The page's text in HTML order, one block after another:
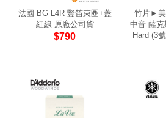
法國 BG L4R 豎笛束圈+蓋
紅線 原廠公司貨
$790
竹片►美
中音 薩克
Hard (3